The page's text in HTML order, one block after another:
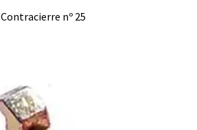
Contracierre nº 25